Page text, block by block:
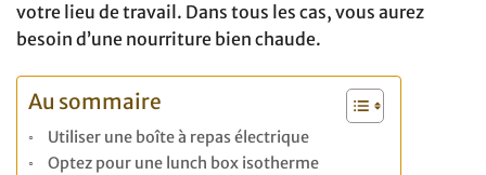
votre lieu de travail. Dans tous les cas, vous aurez
besoin d’une nourriture bien chaude.
Au sommaire
Utiliser une boîte à repas électrique
Optez pour une lunch box isotherme